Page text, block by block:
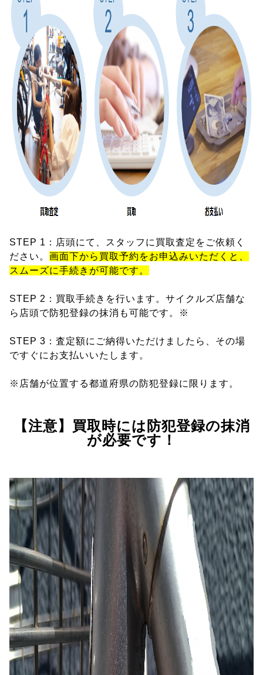
STEP 1：店頭にて、スタッフに買取査定をご依頼く
ださい。 画面下から買取予約をお申込みいただくと、
スムーズに手続きが可能です。
STEP 2：買取手続きを行います。サイクルズ店舗な
ら店頭で防犯登録の抹消も可能です。※
STEP 3：査定額にご納得いただけましたら、その場
ですぐにお支払いいたします。
※店舗が位置する都道府県の防犯登録に限ります。
【注意】買取時には防犯登録の抹消
が必要です！